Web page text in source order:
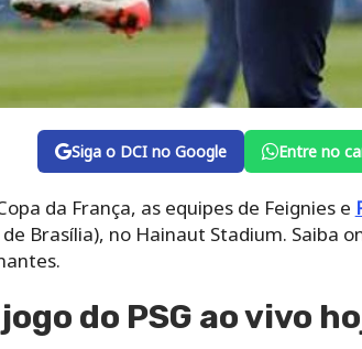
Siga o DCI no Google Entre no
da França, as equipes de Feignies e
Brasília), no Hainaut Stadium. Saiba
do PSG ao vivo